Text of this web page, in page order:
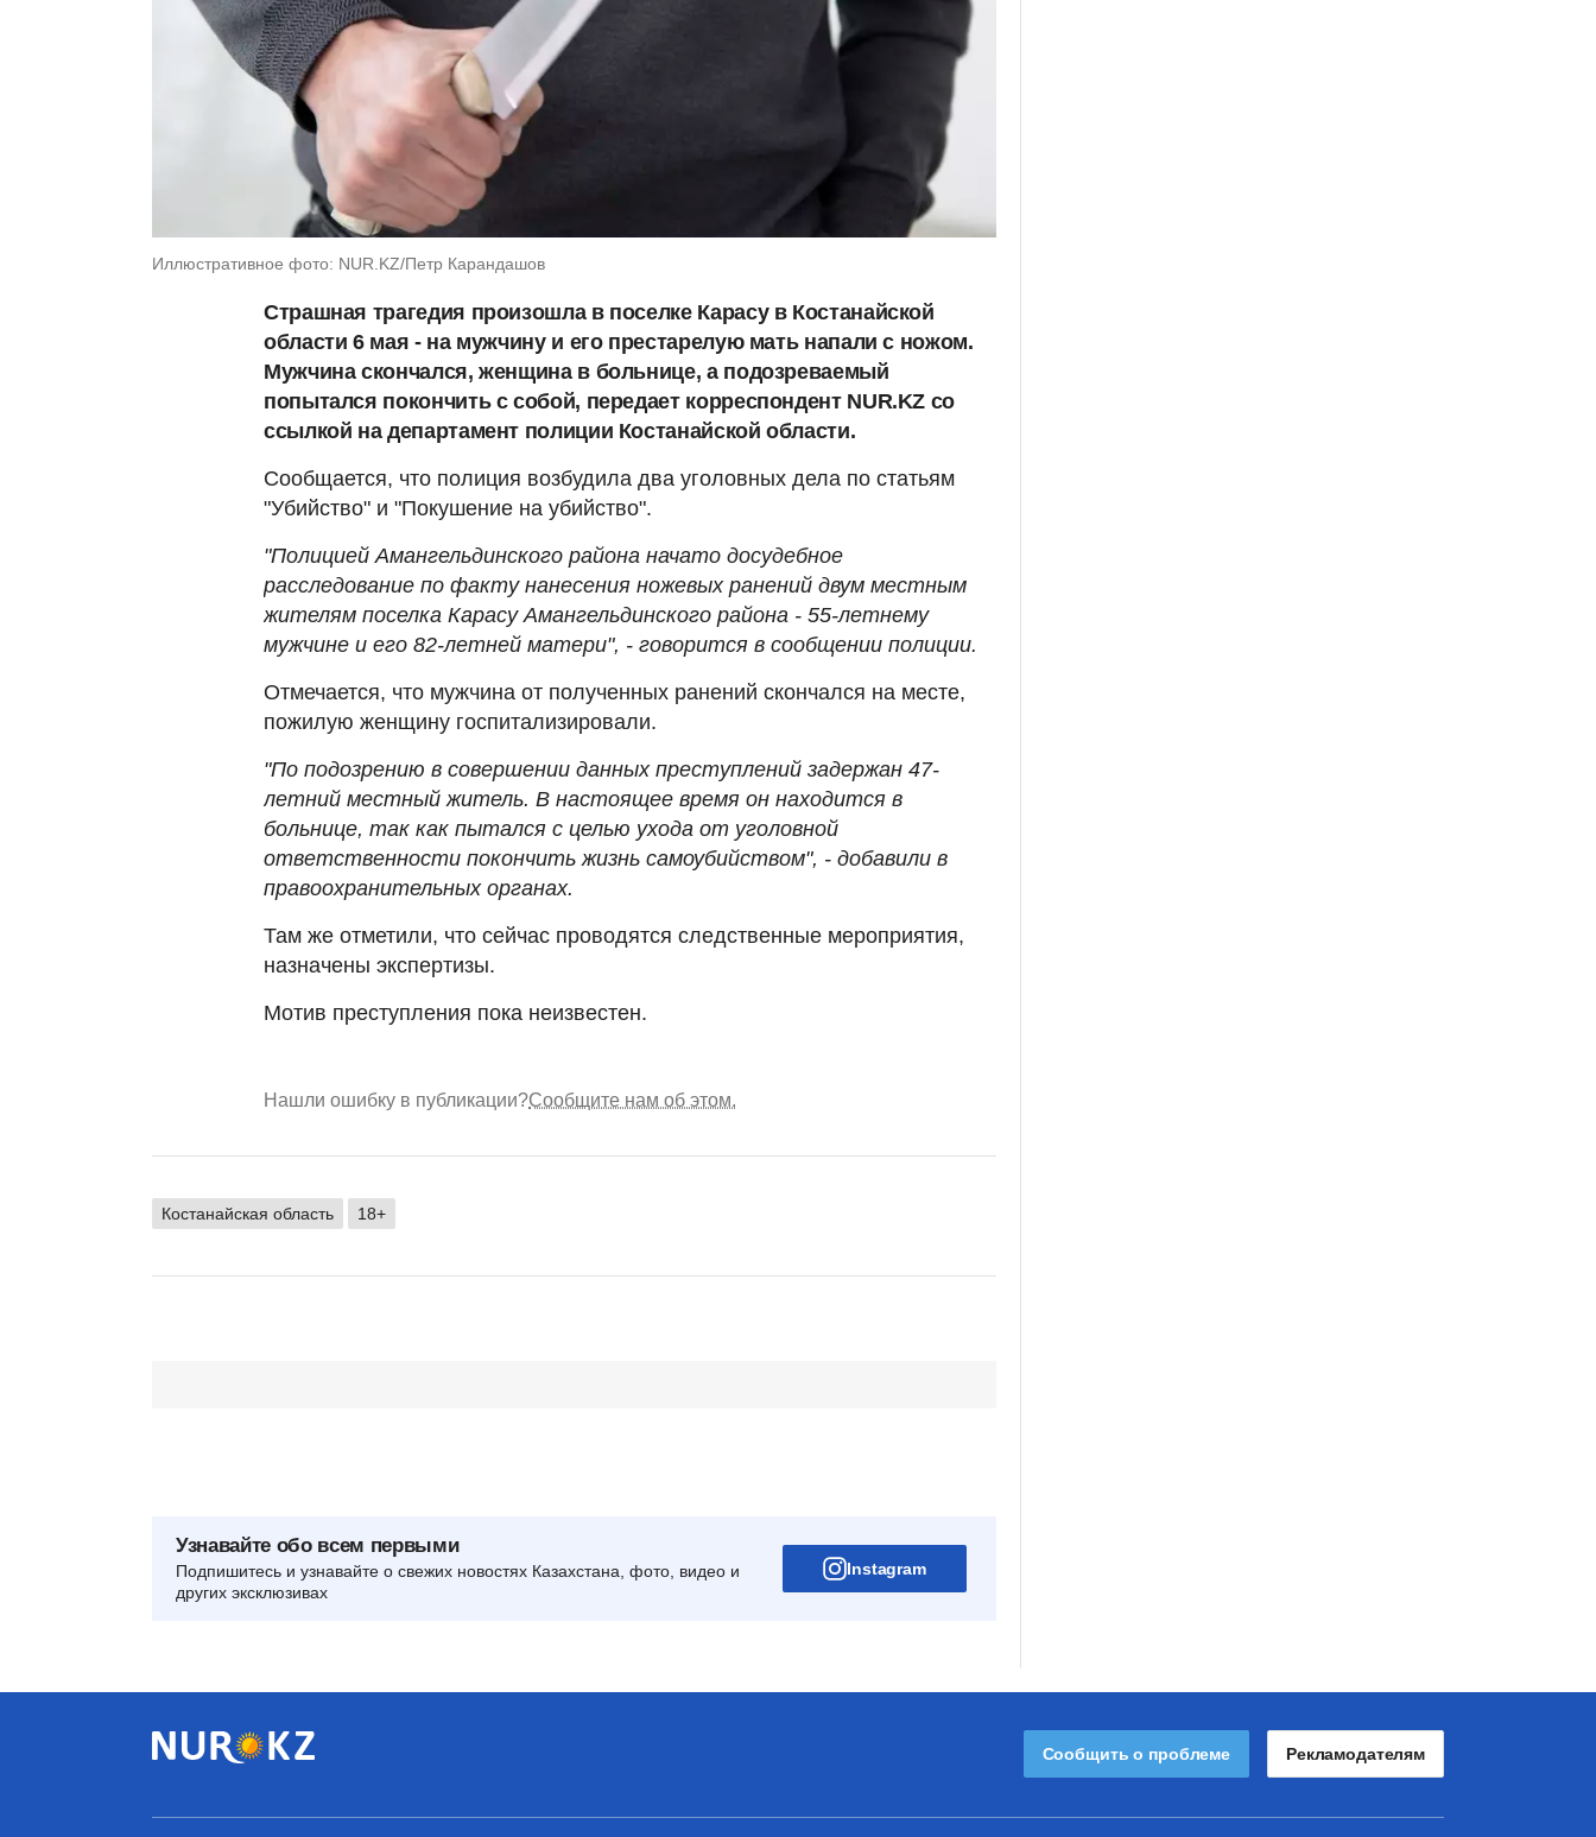
Иллюстративное фото: NUR.KZ/Петр Карандашов
Страшная трагедия произошла в поселке Карасу в Костанайской
области 6 мая - на мужчину и его престарелую мать напали с ножом.
Мужчина скончался, женщина в больнице, а подозреваемый
попытался покончить с собой, передает корреспондент NUR.KZ со
ссылкой на департамент полиции Костанайской области.
Сообщается, что полиция возбудила два уголовных дела по статьям
"Убийство" и "Покушение на убийство".
"Полицией Амангельдинского района начато досудебное
расследование по факту нанесения ножевых ранений двум местным
жителям поселка Карасу Амангельдинского района - 55-летнему
мужчине и его 82-летней матери", - говорится в сообщении полиции.
Отмечается, что мужчина от полученных ранений скончался на месте,
пожилую женщину госпитализировали.
"По подозрению в совершении данных преступлений задержан 47-
летний местный житель. В настоящее время он находится в
больнице, так как пытался с целью ухода от уголовной
ответственности покончить жизнь самоубийством", - добавили в
правоохранительных органах.
Там же отметили, что сейчас проводятся следственные мероприятия,
назначены экспертизы.
Мотив преступления пока неизвестен.
Нашли ошибку в публикации?Сообщите нам об этом.
Костанайская область 18+
Узнавайте обо всем первыми
Подпишитесь и узнавайте о свежих новостях Казахстана, фото, видео и
других эксклюзивах
Instagram
Сообщить о проблеме Рекламодателям